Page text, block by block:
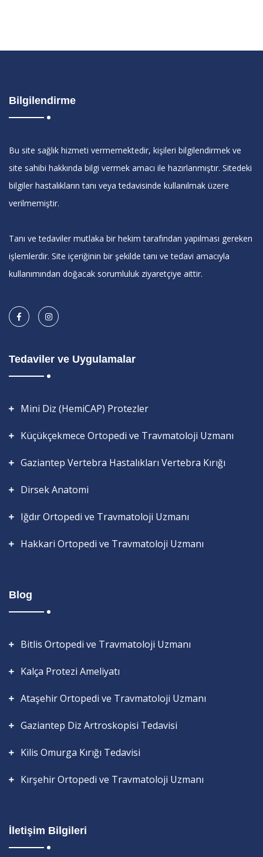
Bilgilendirme
Bu site sağlık hizmeti vermemektedir, kişileri bilgilendirmek ve
site sahibi hakkında bilgi vermek amacı ile hazırlanmıştır. Sitedeki
bilgiler hastalıkların tanı veya tedavisinde kullanılmak üzere
verilmemiştir.
Tanı ve tedaviler mutlaka bir hekim tarafından yapılması gereken
işlemlerdir. Site içeriğinin bir şekilde tanı ve tedavi amacıyla
kullanımından doğacak sorumluluk ziyaretçiye aittir.
Tedaviler ve Uygulamalar
Mini Diz (HemiCAP) Protezler
Küçükçekmece Ortopedi ve Travmatoloji Uzmanı
Gaziantep Vertebra Hastalıkları Vertebra Kırığı
Dirsek Anatomi
Iğdır Ortopedi ve Travmatoloji Uzmanı
Hakkari Ortopedi ve Travmatoloji Uzmanı
Blog
Bitlis Ortopedi ve Travmatoloji Uzmanı
Kalça Protezi Ameliyatı
Ataşehir Ortopedi ve Travmatoloji Uzmanı
Gaziantep Diz Artroskopisi Tedavisi
Kilis Omurga Kırığı Tedavisi
Kırşehir Ortopedi ve Travmatoloji Uzmanı
İletişim Bilgileri